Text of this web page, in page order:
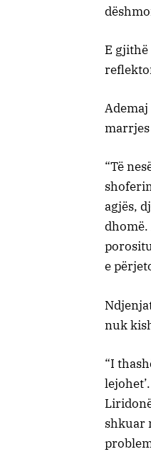
E
“Të
agjës,
e
nuk
“I
shkuar